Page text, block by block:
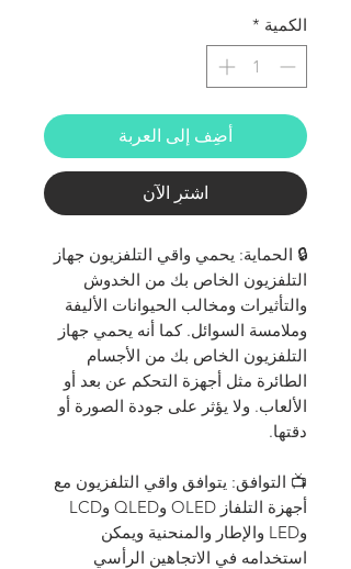
الكمية *
أضِف إلى العربة
اشترِ الآن
🔒 الحماية: يحمي واقي التلفزيون جهاز
التلفزيون الخاص بك من الخدوش
والتأثيرات ومخالب الحيوانات الأليفة
وملامسة السوائل. كما أنه يحمي جهاز
التلفزيون الخاص بك من الأجسام
الطائرة مثل أجهزة التحكم عن بعد أو
الألعاب. ولا يؤثر على جودة الصورة أو
دقتها.
📺 التوافق: يتوافق واقي التلفزيون مع
أجهزة التلفاز OLED وQLED وLCD
وLED والإطار والمنحنية ويمكن
استخدامه في الاتجاهين الرأسي